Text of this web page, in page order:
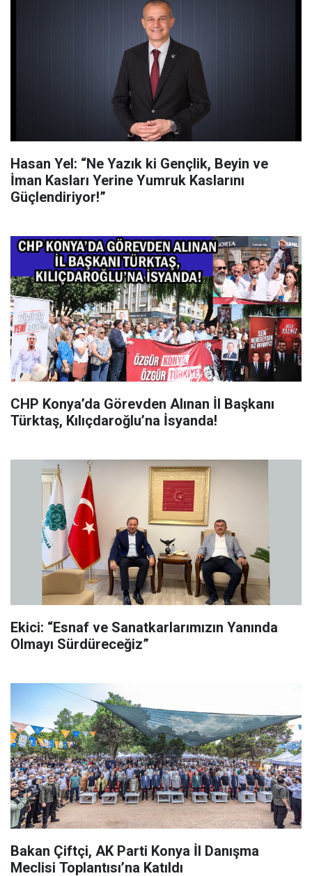
Hasan Yel: “Ne Yazık ki Gençlik, Beyin ve
İman Kasları Yerine Yumruk Kaslarını
Güçlendiriyor!”
CHP Konya’da Görevden Alınan İl Başkanı
Türktaş, Kılıçdaroğlu’na İsyanda!
Ekici: “Esnaf ve Sanatkarlarımızın Yanında
Olmayı Sürdüreceğiz”
Bakan Çiftçi, AK Parti Konya İl Danışma
Meclisi Toplantısı’na Katıldı